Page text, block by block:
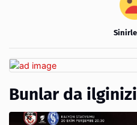
Bunlar da